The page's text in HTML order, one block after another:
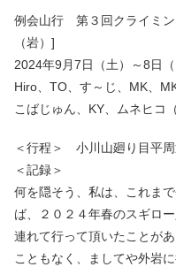
例会山行 第３回クライミ
（岩）]
2024年9月7日（土）～8日
Hiro、TO、す～じ、MK、
こばじゅん、KY、ムネヒコ（
＜行程＞ 小川山廻り目平
＜記録＞
何を隠そう、私は、これま
ば、２０２４年春のスギロ
連れて行って頂いたことが
こともなく、ましてや外岩